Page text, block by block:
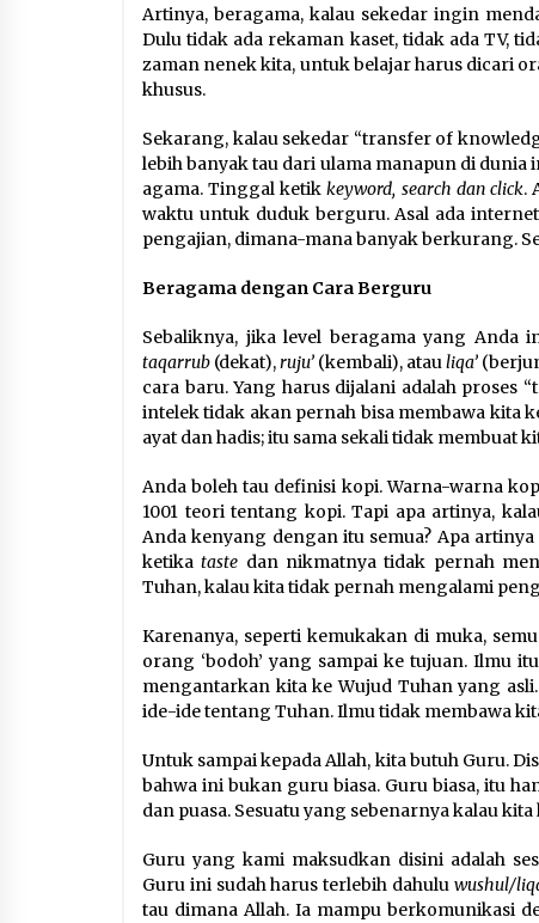
Artinya, beragama, kalau sekedar ingin
Dulu tidak ada rekaman kaset, tidak ada TV,
zaman nenek kita, untuk belajar harus dicari
khusus.
Sekarang, kalau sekedar “transfer of
lebih banyak tau dari ulama manapun di
agama. Tinggal ketikkeyword, search dan click.
waktu untuk duduk berguru. Asal ada
pengajian, dimana-mana banyak berkurang.
Beragama dengan Cara Berguru
Sebaliknya, jika level beragama yang Anda
taqarrub (dekat),ruju’ (kembali), atauliqa’
cara baru. Yang harus dijalani adalah proses
intelek tidak akan pernah bisa membawa kita
ayat dan hadis; itu sama sekali tidak membuat
Anda boleh tau definisi kopi. Warna-warna
1001 teori tentang kopi. Tapi apa artinya,
Anda kenyang dengan itu semua? Apa
ketikataste dan nikmatnya tidak pernah
Tuhan, kalau kita tidak pernah mengalami
Karenanya, seperti kemukakan di muka,
orang ‘bodoh’ yang sampai ke tujuan. Ilmu
mengantarkan kita ke Wujud Tuhan yang
ide-ide tentang Tuhan. Ilmu tidak membawa
Untuk sampai kepada Allah, kita butuh Guru.
bahwa ini bukan guru biasa. Guru biasa, itu
dan puasa. Sesuatu yang sebenarnya kalau
Guru yang kami maksudkan disini adalah
Guru ini sudah harus terlebih dahulu wushul/
tau dimana Allah. Ia mampu berkomunikasi